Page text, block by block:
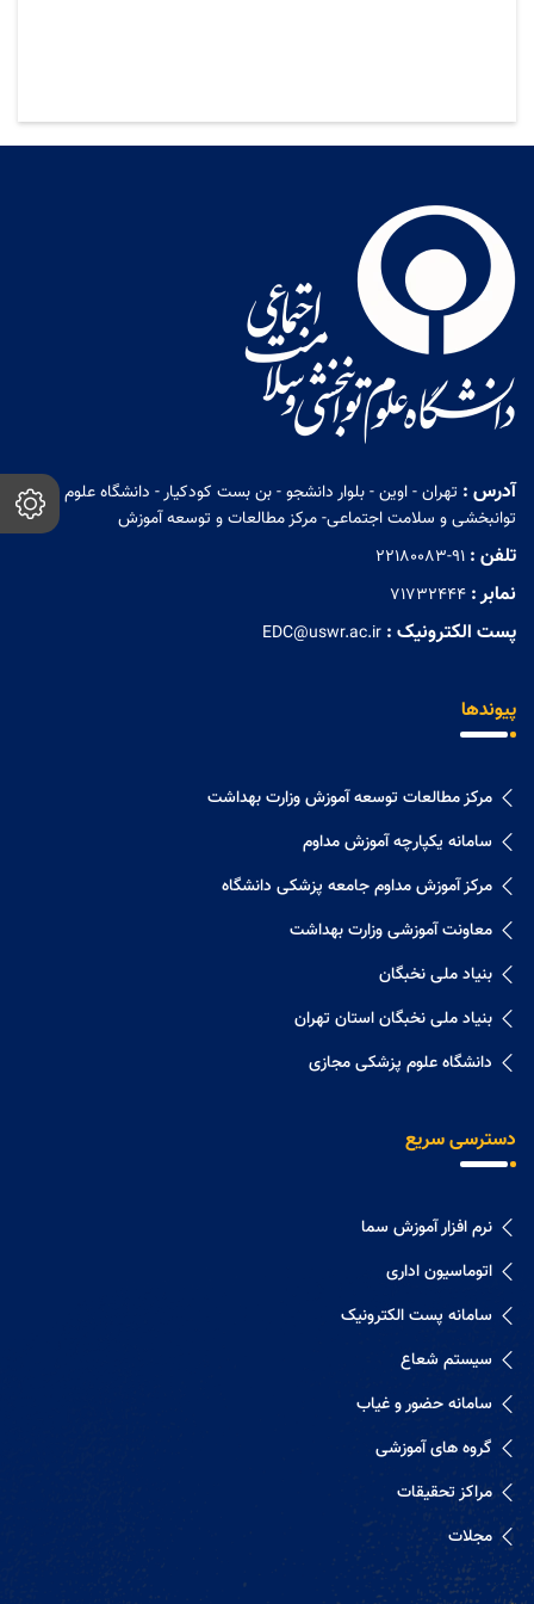
آدرس : تهران - اوین - بلوار دانشجو - بن بست کودکیار - دانشگاه علوم
توانبخشی و سلامت اجتماعی- مرکز مطالعات و توسعه آموزش
تلفن : 22180083-91
نمابر : 71732444
پست الکترونیک : EDC@uswr.ac.ir
پیوندها
مرکز مطالعات توسعه آموزش وزارت بهداشت
سامانه یکپارچه آموزش مداوم
مرکز آموزش مداوم جامعه پزشکی دانشگاه
معاونت آموزشی وزارت بهداشت
بنیاد ملی نخبگان
بنیاد ملی نخبگان استان تهران
دانشگاه علوم پزشکی مجازی
دسترسی سریع
نرم افزار آموزش سما
اتوماسیون اداری
سامانه پست الکترونیک
سیستم شعاع
سامانه حضور و غیاب
گروه های آموزشی
مراکز تحقیقات
مجلات